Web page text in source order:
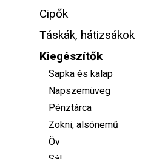
Cipők
Táskák, hátizsákok
Kiegészítők
Sapka és kalap
Napszemüveg
Pénztárca
Zokni, alsónemű
Öv